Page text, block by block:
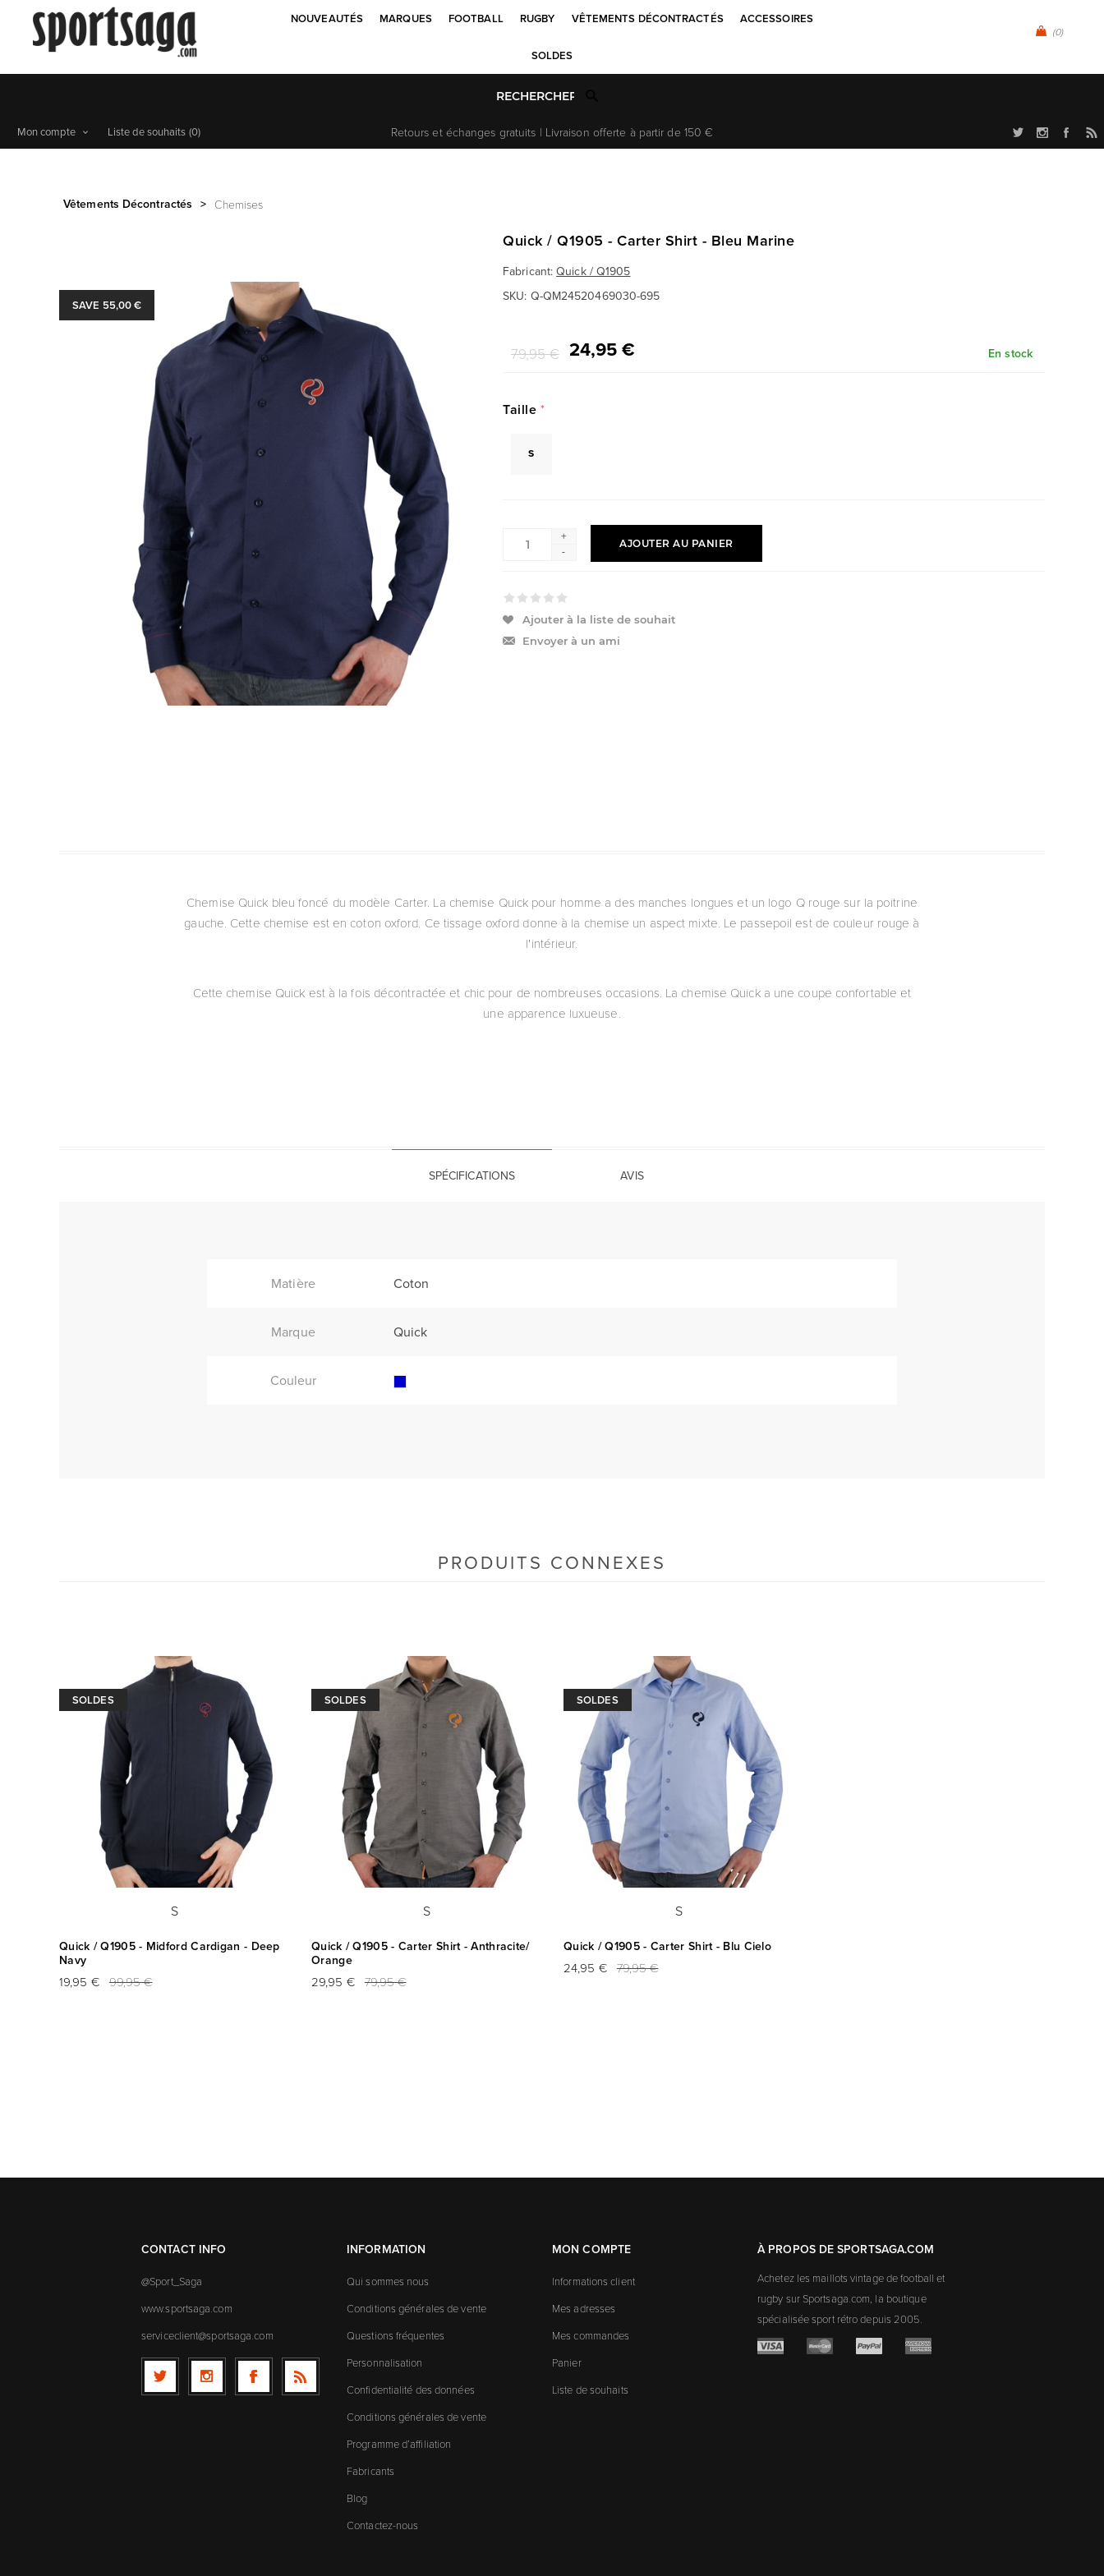
(0)
NOUVEAUTÉS MARQUES FOOTBALL RUGBY VÊTEMENTS DÉCONTRACTÉS ACCESSOIRES
SOLDES
Retours et échanges gratuits | Livraison offerte à partir de 150 €
Mon compte Liste de souhaits (0)
Vêtements Décontractés > Chemises
SAVE 55,00 €
Quick / Q1905 - Carter Shirt - Bleu Marine
Fabricant:Quick / Q1905
SKU: Q-QM24520469030-695
79,95 € 24,95 € En stock
Taille *
S
+
-
AJOUTER AU PANIER
Ajouter à la liste de souhait
Envoyer à un ami
Chemise Quick bleu foncé du modèle Carter. La chemise Quick pour homme a des manches longues et un logo Q rouge sur la poitrine
gauche. Cette chemise est en coton oxford. Ce tissage oxford donne à la chemise un aspect mixte. Le passepoil est de couleur rouge à
l'intérieur.
Cette chemise Quick est à la fois décontractée et chic pour de nombreuses occasions. La chemise Quick a une coupe confortable et
une apparence luxueuse.
SPÉCIFICATIONS AVIS
Matière Coton
Marque Quick
Couleur
PRODUITS CONNEXES
SOLDES
S
Quick / Q1905 - Midford Cardigan - Deep
Navy
19,95 € 99,95 €
SOLDES
S
Quick / Q1905 - Carter Shirt - Anthracite/
Orange
29,95 € 79,95 €
SOLDES
S
Quick / Q1905 - Carter Shirt - Blu Cielo
24,95 € 79,95 €
CONTACT INFO
@Sport_Saga
www.sportsaga.com
serviceclient@sportsaga.com
INFORMATION
Qui sommes nous
Conditions générales de vente
Questions fréquentes
Personnalisation
Confidentialité des données
Conditions générales de vente
Programme d’affiliation
Fabricants
Blog
Contactez-nous
MON COMPTE
Informations client
Mes adresses
Mes commandes
Panier
Liste de souhaits
À PROPOS DE SPORTSAGA.COM
Achetez les maillots vintage de football et
rugby sur Sportsaga.com, la boutique
spécialisée sport rétro depuis 2005.